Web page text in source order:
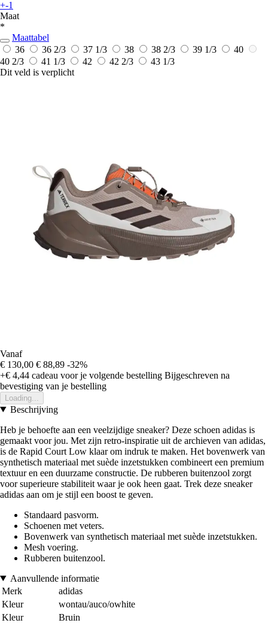
+-1
Maat
*
Maattabel
36
36 2/3 37 1/3 38 38 2/3 39 1/3
40
40 2/3
41 1/3 42 42 2/3
43 1/3
Dit veld is verplicht
Vanaf
€ 130,00 € 88,89 -32%
+€ 4,44 cadeau voor je volgende bestelling Bijgeschreven na
bevestiging van je bestelling
Loading...
Beschrijving
Heb je behoefte aan een veelzijdige sneaker? Deze schoen adidas is
gemaakt voor jou. Met zijn retro-inspiratie uit de archieven van adidas,
is de Rapid Court Low klaar om indruk te maken. Het bovenwerk van
synthetisch materiaal met suède inzetstukken combineert een premium
textuur en een duurzame constructie. De rubberen buitenzool zorgt
voor superieure stabiliteit waar je ook heen gaat. Trek deze sneaker
adidas aan om je stijl een boost te geven.
Standaard pasvorm.
Schoenen met veters.
Bovenwerk van synthetisch materiaal met suède inzetstukken.
Mesh voering.
Rubberen buitenzool.
Aanvullende informatie
Merk
adidas
Kleur
wontau/auco/owhite
Kleur
Bruin